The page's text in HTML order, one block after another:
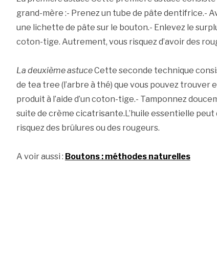
grand-mère :- Prenez un tube de pâte dentifrice.-
une lichette de pâte sur le bouton.- Enlevez le
coton-tige. Autrement, vous risquez d’avoir des
La deuxième astuceCette seconde technique
de tea tree (l’arbre à thé) que vous pouvez trouver
produit à l’aide d’un coton-tige.- Tamponnez
suite de crème cicatrisante.L’huile essentielle
risquez des brûlures ou des rougeurs.
A voir aussi : Boutons : méthodes naturelles